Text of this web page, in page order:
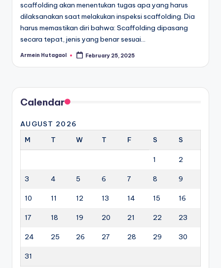
scaffolding akan menentukan tugas apa yang harus
dilaksanakan saat melakukan inspeksi scaffolding. Dia
harus memastikan diri bahwa: Scaffolding dipasang
secara tepat, jenis yang benar sesuai…
Posted
Armein Hutagaol February 25, 2025
Calendar
AUGUST 2026
M
T W T F S S
1 2
3 4 5 6 7 8 9
10 11 12 13 14 15 16
17 18 19 20 21 22 23
24 25 26 27 28 29 30
31